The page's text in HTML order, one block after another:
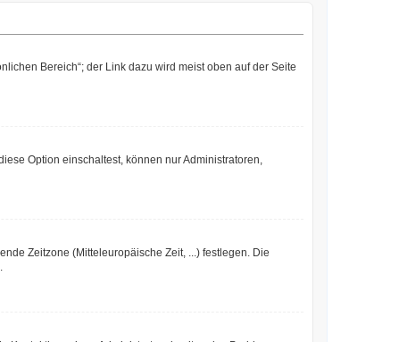
Bereich“; der Link dazu wird meist oben auf der Seite
Option einschaltest, können nur Administratoren,
Zeitzone (Mitteleuropäische Zeit, ...) festlegen. Die